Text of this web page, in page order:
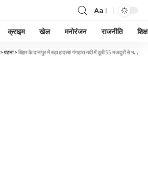
Aa
क्राइम खेल मनोरंजन राजनीति
>पटना>बिहार के दानापुर में बड़ा हादसा! गंगहारा नदी में डूबी 55 मजदूरों से भरी नाव, 10 लापता